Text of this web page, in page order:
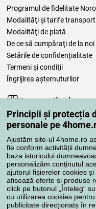
Principii și protecția
personale pe
Ajustăm site-ul 4home.ro
fie conform activității
baza istoricului
personalizăm conținutul
ajutorul fișierelor cookies și
afisează oferte si produse
click pe butonul „Înteleg“
cu utilizarea cookies
publicitate direcționatș în
Programul de fidelitate
Modalităţi şi tarife transport
Modalităţi de plată
De ce să cumpăraţi de la noi
Setările de confidențialitate
Termeni şi condiţii
Îngrijirea așternuturilor
Comenzile
Contul meu
Revizuirea comenzilor
Reclamaţii
Retragere de la contract
Regulile de procesare a
Metode de